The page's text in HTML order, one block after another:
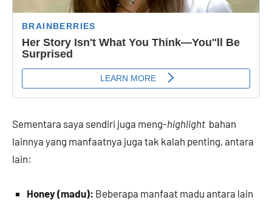
Sementara saya sendiri juga meng-highlight bahan
lainnya yang manfaatnya juga tak kalah penting, antara
lain:
Honey (madu): Beberapa manfaat madu antara lain